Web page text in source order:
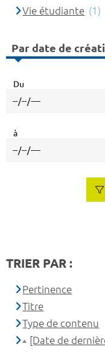
Vie étudiante (1)
Par date de
Du
à
TRIER PAR :
Pertinence
Titre
Type de contenu
[Date de